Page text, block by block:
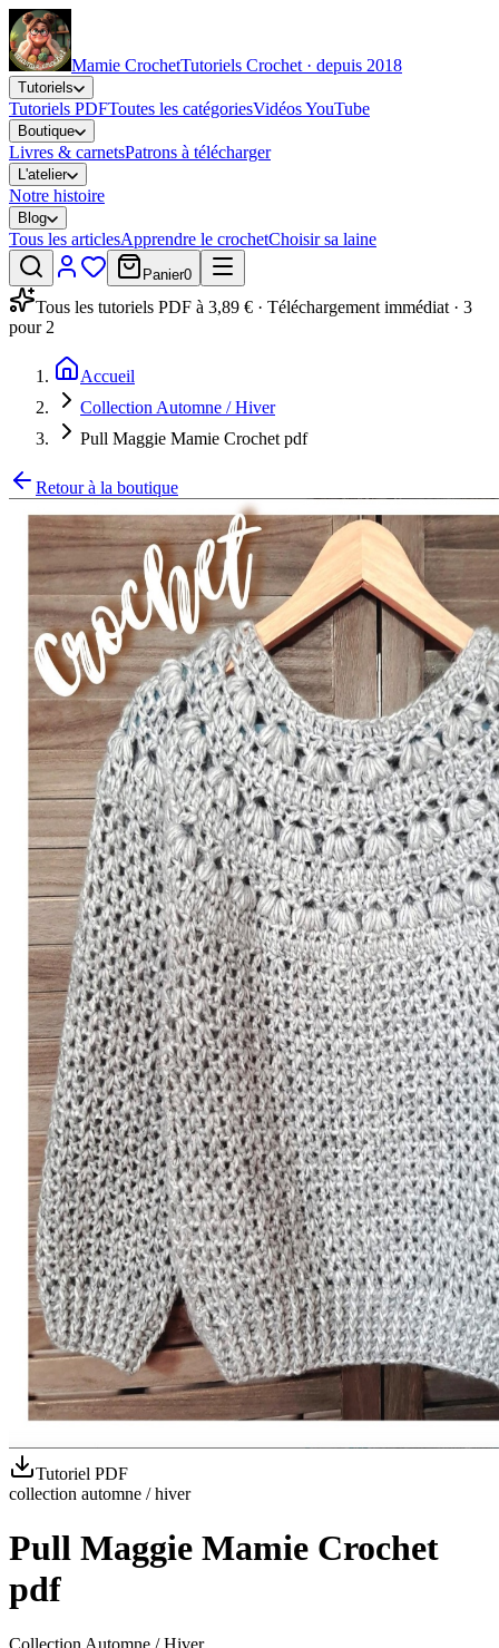
Mamie CrochetTutoriels Crochet · depuis 2018
Tutoriels
Tutoriels PDFToutes les catégoriesVidéos YouTube
Boutique
Livres & carnetsPatrons à télécharger
L'atelier
Notre histoire
Blog
Tous les articlesApprendre le crochetChoisir sa laine
Panier0
Tous les tutoriels PDF à 3,89 € · Téléchargement immédiat · 3
pour 2
Accueil
Collection Automne / Hiver
Pull Maggie Mamie Crochet pdf
Retour à la boutique
Tutoriel PDF
collection automne / hiver
Pull Maggie Mamie Crochet
pdf
Collection Automne / Hiver